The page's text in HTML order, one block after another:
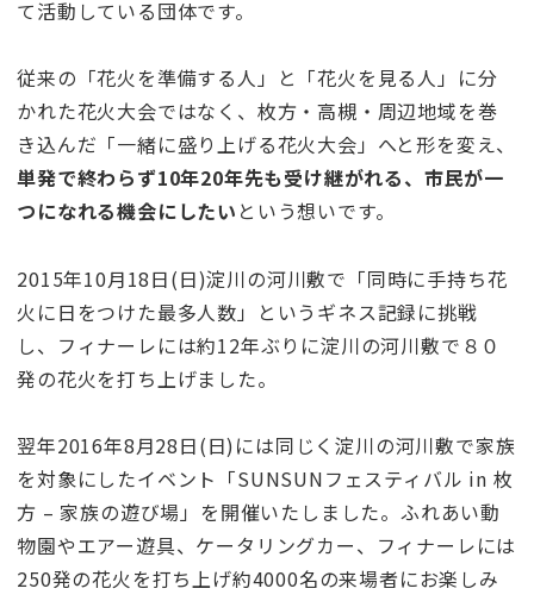
て活動している団体です。
従来の「花火を準備する人」と「花火を見る人」に分
かれた花火大会ではなく、枚方・高槻・周辺地域を巻
き込んだ「一緒に盛り上げる花火大会」へと形を変え、
単発で終わらず10年20年先も受け継がれる、市民が一
つになれる機会にしたい という想いです。
2015年10月18日(日)淀川の河川敷で「同時に手持ち花
火に日をつけた最多人数」というギネス記録に挑戦
し、フィナーレには約12年ぶりに淀川の河川敷で８０
発の花火を打ち上げました。
翌年2016年8月28日(日)には同じく淀川の河川敷で家族
を対象にしたイベント「SUNSUNフェスティバル in 枚
方 – 家族の遊び場」を開催いたしました。ふれあい動
物園やエアー遊具、ケータリングカー、フィナーレには
250発の花火を打ち上げ約4000名の来場者にお楽しみ